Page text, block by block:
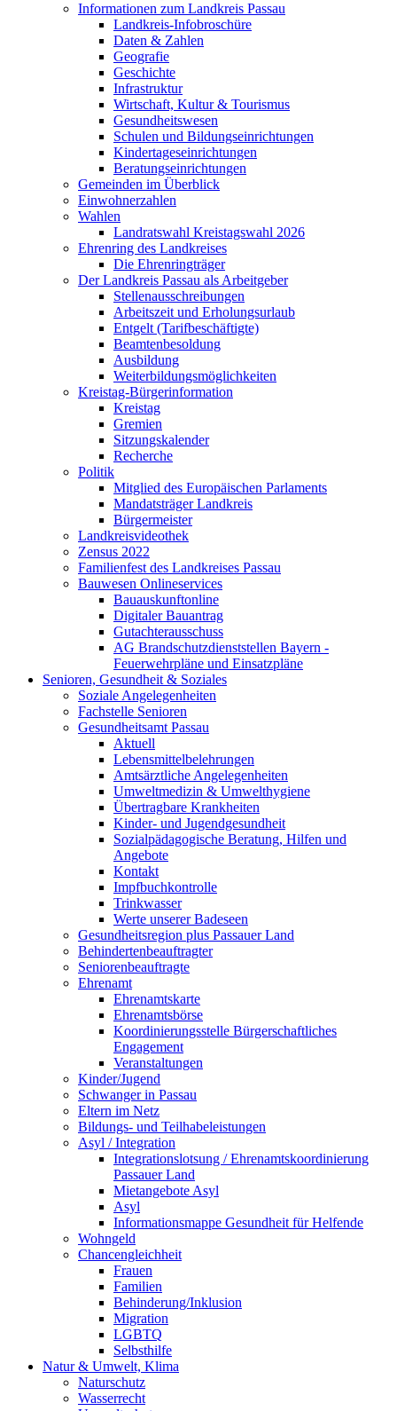
Informationen zum Landkreis Passau
Landkreis-Infobroschüre
Daten & Zahlen
Geografie
Geschichte
Infrastruktur
Wirtschaft, Kultur & Tourismus
Gesundheitswesen
Schulen und Bildungseinrichtungen
Kindertageseinrichtungen
Beratungseinrichtungen
Gemeinden im Überblick
Einwohnerzahlen
Wahlen
Landratswahl Kreistagswahl 2026
Ehrenring des Landkreises
Die Ehrenringträger
Der Landkreis Passau als Arbeitgeber
Stellenausschreibungen
Arbeitszeit und Erholungsurlaub
Entgelt (Tarifbeschäftigte)
Beamtenbesoldung
Ausbildung
Weiterbildungsmöglichkeiten
Kreistag-Bürgerinformation
Kreistag
Gremien
Sitzungskalender
Recherche
Politik
Mitglied des Europäischen Parlaments
Mandatsträger Landkreis
Bürgermeister
Landkreisvideothek
Zensus 2022
Familienfest des Landkreises Passau
Bauwesen Onlineservices
Bauauskunftonline
Digitaler Bauantrag
Gutachterausschuss
AG Brandschutzdienststellen Bayern -
Feuerwehrpläne und Einsatzpläne
Senioren, Gesundheit & Soziales
Soziale Angelegenheiten
Fachstelle Senioren
Gesundheitsamt Passau
Aktuell
Lebensmittelbelehrungen
Amtsärztliche Angelegenheiten
Umweltmedizin & Umwelthygiene
Übertragbare Krankheiten
Kinder- und Jugendgesundheit
Sozialpädagogische Beratung, Hilfen und
Angebote
Kontakt
Impfbuchkontrolle
Trinkwasser
Werte unserer Badeseen
Gesundheitsregion plus Passauer Land
Behindertenbeauftragter
Seniorenbeauftragte
Ehrenamt
Ehrenamtskarte
Ehrenamtsbörse
Koordinierungsstelle Bürgerschaftliches
Engagement
Veranstaltungen
Kinder/Jugend
Schwanger in Passau
Eltern im Netz
Bildungs- und Teilhabeleistungen
Asyl / Integration
Integrationslotsung / Ehrenamtskoordinierung
Passauer Land
Mietangebote Asyl
Asyl
Informationsmappe Gesundheit für Helfende
Wohngeld
Chancengleichheit
Frauen
Familien
Behinderung/Inklusion
Migration
LGBTQ
Selbsthilfe
Natur & Umwelt, Klima
Naturschutz
Wasserrecht